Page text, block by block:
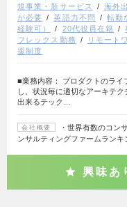
規事業・新サービス
海外
が必要
英語力不問 転勤
経験可）
20代役員在籍
フレックス勤務
リモート
援制度
■業務内容： プロダクトのライ
し、状況毎に適切なアーキテ
出来るテック…
会社概要
・世界有数のコン
ンサルティングファームラン
興味あ